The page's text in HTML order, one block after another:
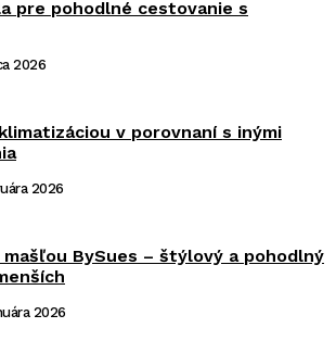
pre pohodlné cestovanie s
2026
v porovnaní s inými
2026
BySues – štýlový a pohodlný
2026